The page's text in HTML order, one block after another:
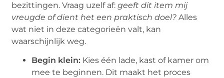
bezittingen. Vraag uzelf af:geeft dit item mij
vreugde of dient het een praktisch doel? Alles
wat niet in deze categorieën valt, kan
waarschijnlijk weg.
Begin klein: Kies één lade, kast of kamer om
mee te beginnen. Dit maakt het proces